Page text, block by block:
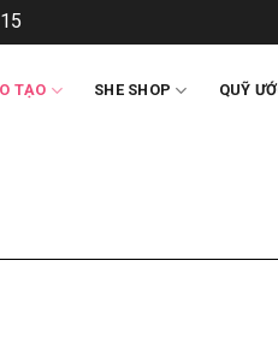
TẠO SHE SHOP QUỸ